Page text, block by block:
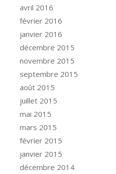
avril 2016
février 2016
janvier 2016
décembre 2015
novembre 2015
septembre 2015
août 2015
juillet 2015
mai 2015
mars 2015
février 2015
janvier 2015
décembre 2014